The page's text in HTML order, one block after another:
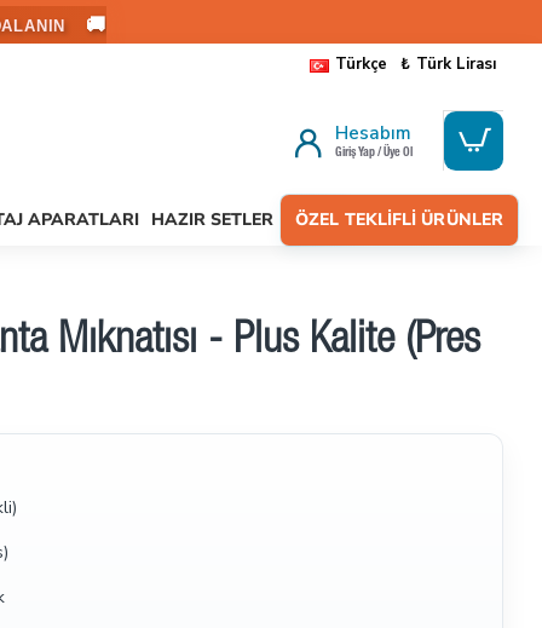
🚚
Türkçe ₺ Türk Lirası
Hesabım
Giriş Yap / Üye Ol
APARATLARI HAZIR SETLER ÖZEL TEKLIFLI ÜRÜNLER
Mıknatısı - Plus Kalite (Pres